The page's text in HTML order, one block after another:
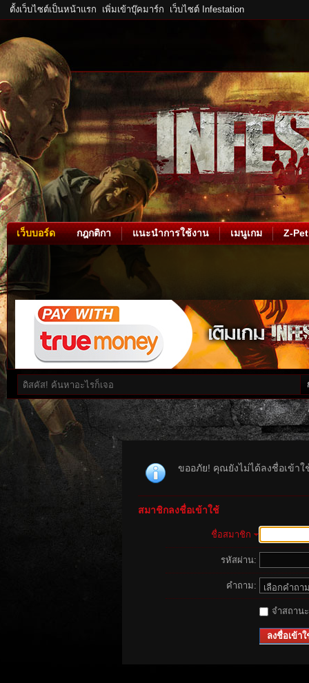
ตั้งเว็บไซต์เป็นหน้าแรก เพิ่มเข้าบุ๊คมาร์ก เว็บไซต์ Infestation
เว็บบอร์ด กฎกติกา แนะนำการใช้งาน เมนูเกม Z-Pet
ขออภัย! คุณยังไม่ได้ลงชื่อเข้า
สมาชิกลงชื่อเข้าใช้
ชื่อสมาชิก
รหัสผ่าน:
คำถาม:
จำสถาน
ลงชื่อเข้าใ